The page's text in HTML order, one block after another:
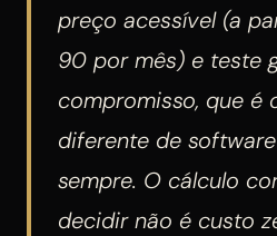
preço acessível (a
90 por mês) e teste
compromisso, que é
diferente de
sempre. O cálculo
decidir não é custo